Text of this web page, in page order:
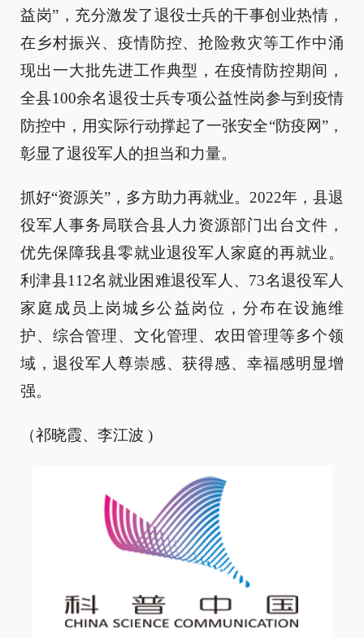
益岗”，充分激发了退役士兵的干事创业热情，
在乡村振兴、疫情防控、抢险救灾等工作中涌
现出一大批先进工作典型，在疫情防控期间，
全县100余名退役士兵专项公益性岗参与到疫情
防控中，用实际行动撑起了一张安全“防疫网”，
彰显了退役军人的担当和力量。
抓好“资源关”，多方助力再就业。2022年，县退
役军人事务局联合县人力资源部门出台文件，
优先保障我县零就业退役军人家庭的再就业。
利津县112名就业困难退役军人、73名退役军人
家庭成员上岗城乡公益岗位，分布在设施维
护、综合管理、文化管理、农田管理等多个领
域，退役军人尊崇感、获得感、幸福感明显增
强。
（祁晓霞、李江波 )